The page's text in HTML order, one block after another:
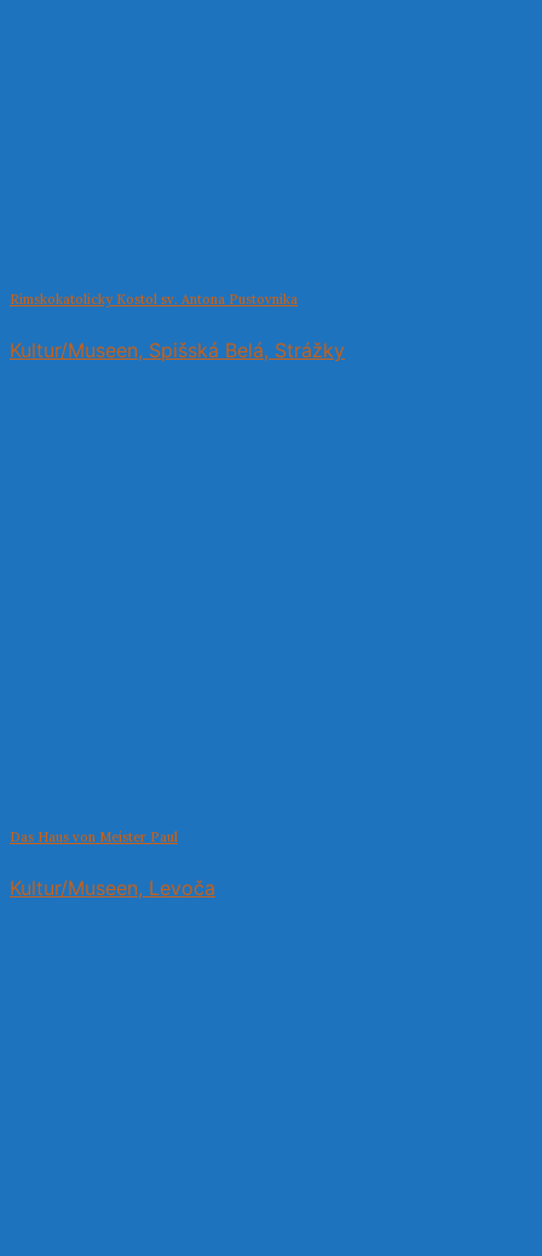
Rímskokatolícky Kostol sv. Antona Pustovníka
Kultur/Museen, Spišská Belá, Strážky
Das Haus von Meister Paul
Kultur/Museen, Levoča